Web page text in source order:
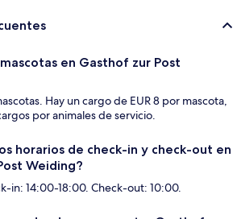
en Gasthof zur Post
Hay un cargo de EUR 8 por mascota,
por animales de servicio.
horarios de check-in y check-out en
Weiding?
in: 14:00-18:00. Check-out: 10:00.